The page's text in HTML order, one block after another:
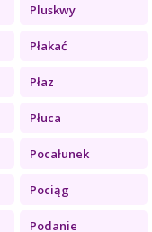
Pluskwy
Płakać
Płaz
Płuca
Pocałunek
Pociąg
Podanie